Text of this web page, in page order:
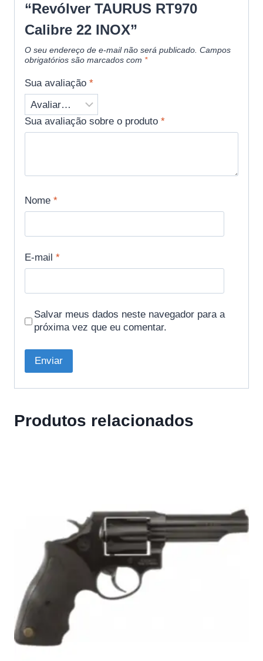
“Revólver TAURUS RT970
Calibre 22 INOX”
O seu endereço de e-mail não será publicado. Campos
obrigatórios são marcados com *
Sua avaliação *
Sua avaliação sobre o produto *
Nome *
E-mail *
Salvar meus dados neste navegador para a
próxima vez que eu comentar.
Produtos relacionados